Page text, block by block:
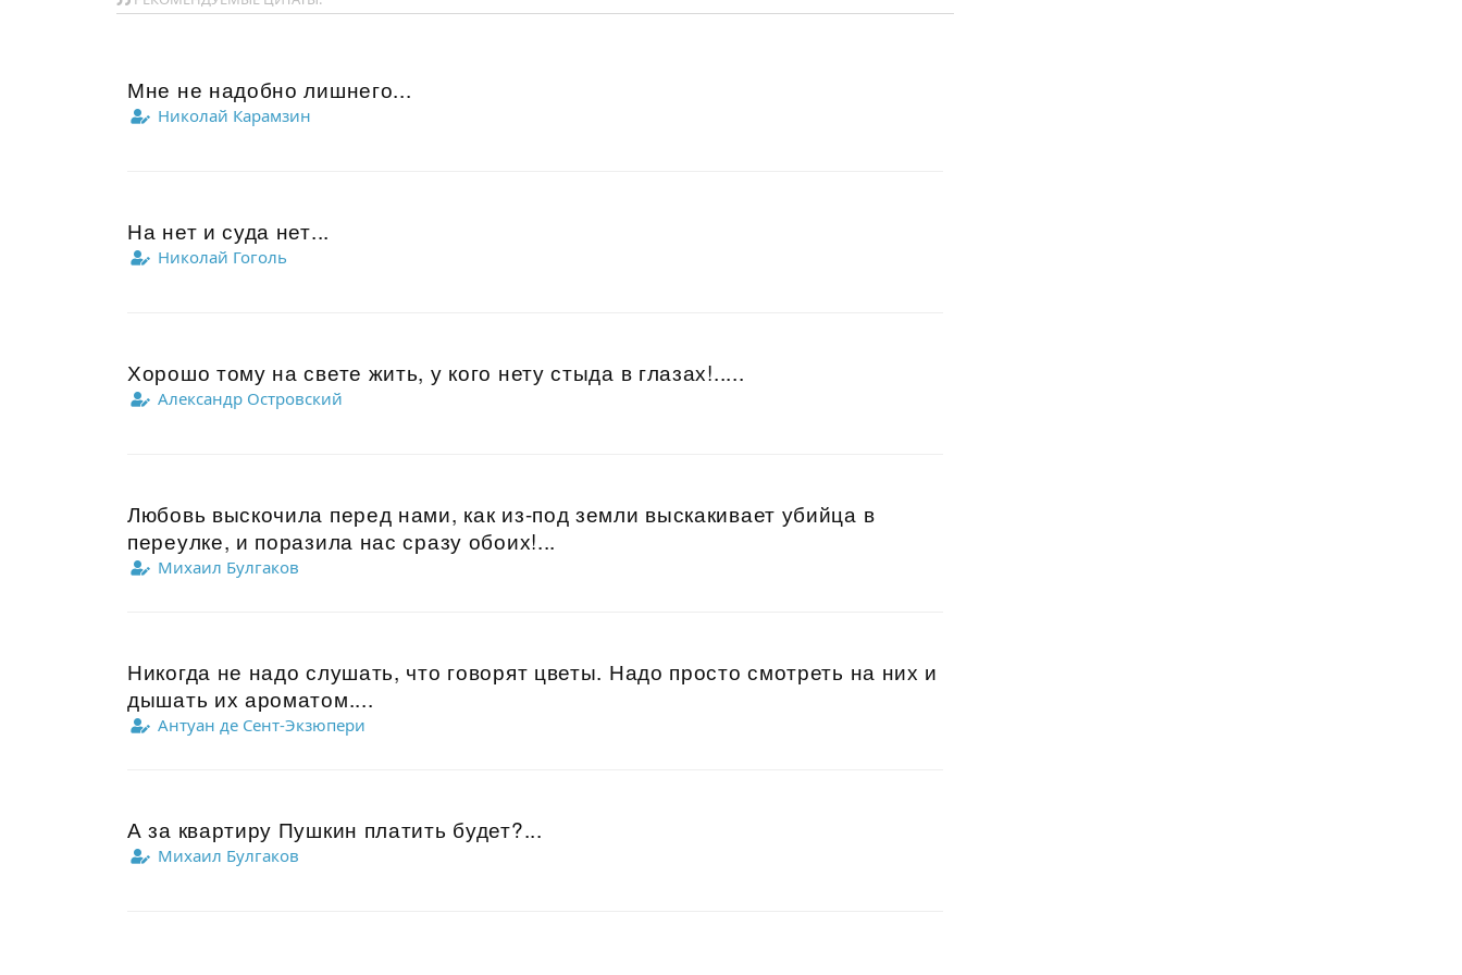
Мне не надобно лишнего...
Николай Карамзин
На нет и суда нет...
Николай Гоголь
Хорошо тому на свете жить, у кого нету стыда в глазах!.....
Александр Островский
Любовь выскочила перед нами, как из-под земли выскакивает убийца в
переулке, и поразила нас сразу обоих!...
Михаил Булгаков
Никогда не надо слушать, что говорят цветы. Надо просто смотреть на них и
дышать их ароматом....
Антуан де Сент-Экзюпери
А за квартиру Пушкин платить будет?...
Михаил Булгаков